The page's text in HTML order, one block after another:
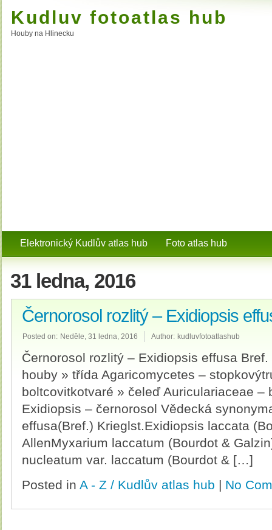
Kudluv fotoatlas hub
Houby na Hlinecku
Elektronický Kudlův atlas hub Foto atlas hub
31 ledna, 2016
Černorosol rozlitý – Exidiopsis
Posted on: Neděle, 31 ledna, 2016 Author: kudluvfotoatlashub
Černorosol rozlitý – Exidiopsis effusa
houby » třída Agaricomycetes –
boltcovitkotvaré » čeleď Auriculariaceae –
Exidiopsis – černorosol Vědecká
effusa(Bref.) Krieglst.Exidiopsis laccata
AllenMyxarium laccatum (Bourdot &
nucleatum var. laccatum (Bourdot & […]
Posted in A - Z / Kudlův atlas hub | No